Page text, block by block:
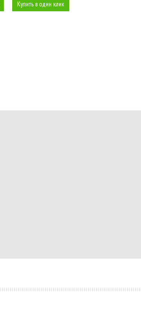
Купить в один клик